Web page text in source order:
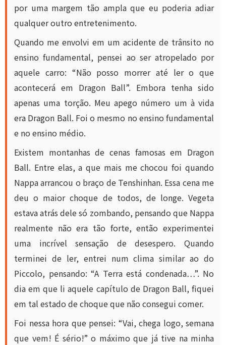
por uma margem tão ampla que eu poderia adiar
qualquer outro entretenimento.
Quando me envolvi em um acidente de trânsito no
ensino fundamental, pensei ao ser atropelado por
aquele carro: “Não posso morrer até ler o que
acontecerá em Dragon Ball”. Embora tenha sido
apenas uma torção. Meu apego número um à vida
era Dragon Ball. Foi o mesmo no ensino fundamental
e no ensino médio.
Existem montanhas de cenas famosas em Dragon
Ball. Entre elas, a que mais me chocou foi quando
Nappa arrancou o braço de Tenshinhan. Essa cena me
deu o maior choque de todos, de longe. Vegeta
estava atrás dele só zombando, pensando que Nappa
realmente não era tão forte, então experimentei
uma incrível sensação de desespero. Quando
terminei de ler, entrei num clima similar ao do
Piccolo, pensando: “A Terra está condenada…”. No
dia em que li aquele capítulo de Dragon Ball, fiquei
em tal estado de choque que não consegui comer.
Foi nessa hora que pensei: “Vai, chega logo, semana
que vem! É sério!” o máximo que já tive na minha